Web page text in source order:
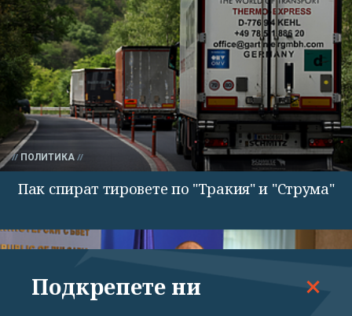
ПОЛИТИКА
Пак спират тировете по "Тракия" и "Струма"
Подкрепете ни